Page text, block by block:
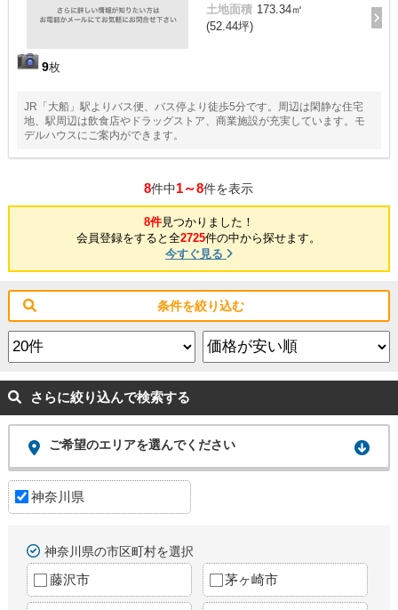
9枚
土地面積 173.34㎡
(52.44坪)
JR「大船」駅よりバス便、バス停より徒歩5分です。周辺は閑静な住宅
地、駅周辺は飲食店やドラッグストア、商業施設が充実しています。モ
デルハウスにご案内ができます。
8件中1～8件を表示
8件見つかりました！
会員登録をすると全2725件の中から探せます。
今すぐ見る
条件を絞り込む
さらに絞り込んで検索する
ご希望のエリアを選んでください
神奈川県
神奈川県の市区町村を選択
藤沢市 茅ヶ崎市